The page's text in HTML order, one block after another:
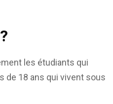
les étudiants qui
de 18 ans qui vivent sous